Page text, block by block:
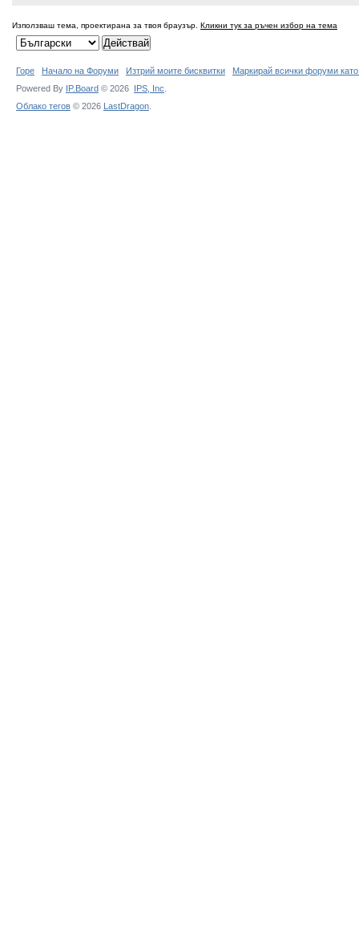
Използваш тема, проектирана за твоя браузър. Кликни тук за ръчен избор на тема
Горе Начало на Форуми Изтрий моите бисквитки
Маркирай всички форуми
Powered By IP.Board © 2026 IPS, Inc
Облако тегов © 2026 LastDragon